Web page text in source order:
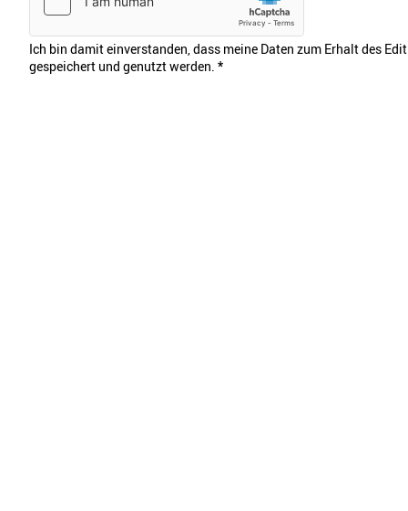
Ich bin damit einverstanden, dass meine Daten zum Erhalt des
gespeichert und genutzt werden. *